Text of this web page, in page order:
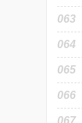
063
064
065
066
067